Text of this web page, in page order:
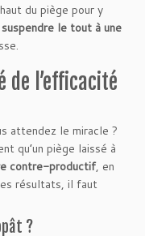
du piège pour y
suspendre le tout à une
de l’efficacité
attendez le miracle ?
qu’un piège laissé à
contre-productif, en
résultats, il faut
?